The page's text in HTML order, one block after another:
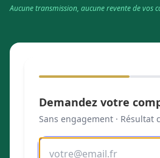
Aucune transmission, aucune revente de vos
Demandez votre
Sans engagement · Résultat